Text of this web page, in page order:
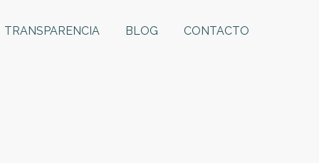
TRANSPARENCIA BLOG CONTACTO